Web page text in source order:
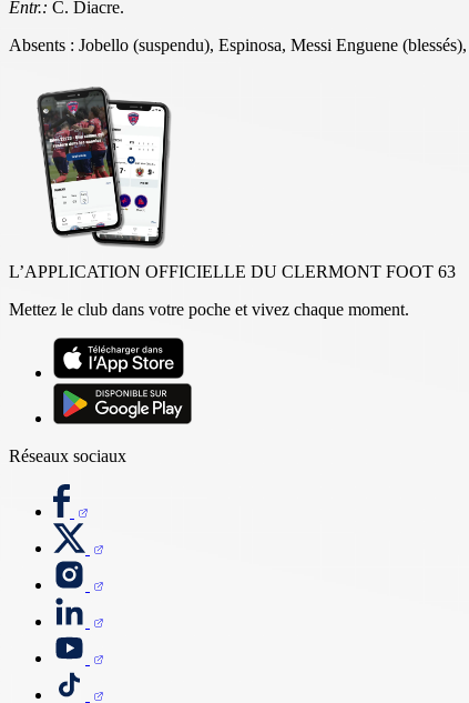
Entr.: C. Diacre.
Absents : Jobello (suspendu), Espinosa, Messi Enguene
L’APPLICATION OFFICIELLE DU CLERMONT FOOT 63
Mettez le club dans votre poche et vivez chaque moment.
Réseaux sociaux